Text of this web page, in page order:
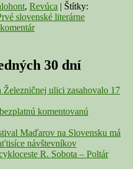
, Revúca | Štítky:
slovenské literárne
30 dní
ulici zasahovalo 17
komentovanú
Maďarov na Slovensku má
návštevníkov
R. Sobota – Poltár